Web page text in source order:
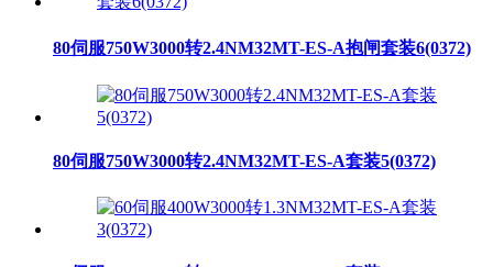
80伺服750W3000转2.4NM32MT-ES-A抱闸套装6(0372)
80伺服750W3000转2.4NM32MT-ES-A套装5(0372)